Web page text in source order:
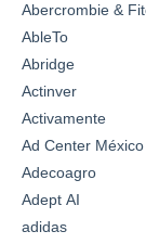
Abercrombie &
AbleTo
Abridge
Actinver
Activamente
Ad Center México
Adecoagro
Adept AI
adidas